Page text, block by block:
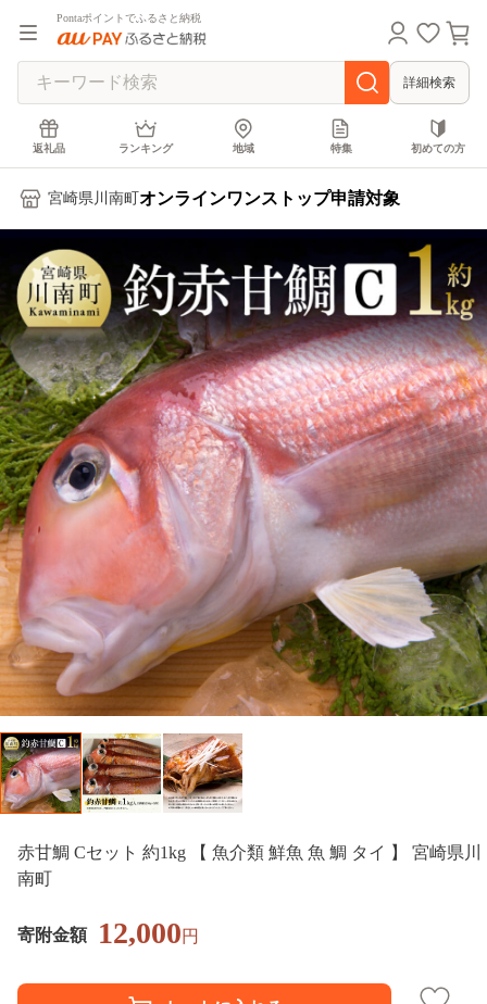
Pontaポイントでふるさと納税
詳細検索
返礼品 ランキング 地域 特集 初めての方
宮崎県川南町 オンラインワンストップ申請対象
赤甘鯛 Cセット 約1kg 【 魚介類 鮮魚 魚 鯛 タイ 】 宮崎県川
南町
寄附金額 12,000円